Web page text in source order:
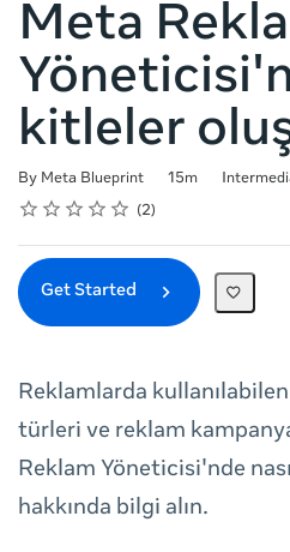
Meta
kitleler
By Meta Blueprint
Duration 15m
Difficulty
Rating
1 star
2 stars
3 stars
4 stars
5 stars
Average rating: 5.0 2
2 reviews
Get Started
Reklamlarda
türleri ve reklam
Reklam Yöneticisi'nde
hakkında bilgi alın.